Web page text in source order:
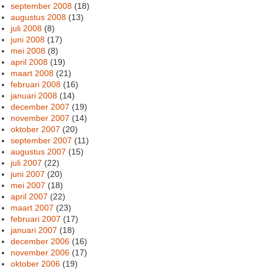
september 2008 (18)
augustus 2008 (13)
juli 2008 (8)
juni 2008 (17)
mei 2008 (8)
april 2008 (19)
maart 2008 (21)
februari 2008 (16)
januari 2008 (14)
december 2007 (19)
november 2007 (14)
oktober 2007 (20)
september 2007 (11)
augustus 2007 (15)
juli 2007 (22)
juni 2007 (20)
mei 2007 (18)
april 2007 (22)
maart 2007 (23)
februari 2007 (17)
januari 2007 (18)
december 2006 (16)
november 2006 (17)
oktober 2006 (19)